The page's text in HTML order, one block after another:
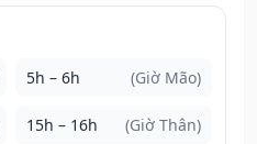
5h – 6h (Giờ Mão)
15h – 16h (Giờ Thân)